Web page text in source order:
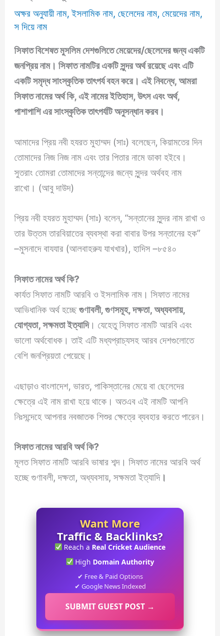
অক্ষর অনুযায়ী নাম,ইসলামিক নাম,ছেলেদের নাম,মেয়েদের নাম,
স দিয়ে নাম
সিফাতবিশেষত মুসলিম দেশগুলিতে মেয়েদের/ছেলেদের জন্য একটি
জনপ্রিয় নাম।সিফাতনামটির একটি সুন্দর অর্থ রয়েছে এবং এটি
একটি সমৃদ্ধ সাংস্কৃতিক তাৎপর্য বহন করে। এই নিবন্ধে, আমরা
সিফাতনামের অর্থ কি, এইনামের ইতিহাস, উৎস এবং অর্থ,
পাশাপাশি এর সাংস্কৃতিক তাৎপর্যটি অনুসন্ধান করব।
আমাদের প্রিয় নবী হযরত মুহাম্মদ (সাঃ) বলেছেন, কিয়ামতের দিন
তোমাদের নিজ নিজ নাম এবং তার পিতার নামে ডাকা হইবে।
সুতরাং তোমরা তোমাদের সন্তান্দের জন্যে সুন্দর অর্থবহ নাম
রাখো। (আবু দাউদ)
প্রিয় নবী হযরত মুহাম্মদ (সাঃ) বলেন, “সন্তানের সুন্দর নাম রাখা ও
তার উত্তম তারবিয়াতের ব্যবস্থা করা বাবার উপর সন্তানের হক”
–মুসনাদে বাযযার (আলবাহরুয যাখখার), হাদিস –৮৫৪০
সিফাত নামের অর্থ কি?
কার্যত সিফাত নামটি আরবি ও ইসলামিক নাম। সিফাত নামের
আভিধানিক অর্থ হচ্ছেগুণাবলী, গুণসমূহ, দক্ষতা, অধ্যবসায়,
যোগ্যতা, সক্ষমতা ইত্যাদি। যেহেতু সিফাত নামটি আরবি এবং
ভালো অর্থবোধক। তাই এটি মধ্যপ্রাচ্যসহ আরব দেশগুলোতে
বেশি জনপ্রিয়তা পেয়েছে।
এছাড়াও বাংলাদেশ, ভারত, পাকিস্তানের মেয়ে বা ছেলেদের
ক্ষেত্রে এই নাম রাখা হয়ে থাকে। অতএব এই নামটি আপনি
নিঃসন্দেহে আপনার নবজাতক শিশুর ক্ষেত্রে ব্যবহার করতে পারেন।
সিফাতনামের আরবি অর্থ কি?
মূলত সিফাত নামটি আরবি ভাষার শব্দ। সিফাত নামের আরবি অর্থ
হচ্ছে গুণাবলী, দক্ষতা, অধ্যবসায়, সক্ষমতা ইত্যাদি ।
Want More
Traffic & Backlinks?
Reach a Real Cricket Audience
High Domain Authority
✔ Free & Paid Options
✔ Google News Indexed
SUBMIT GUEST POST →